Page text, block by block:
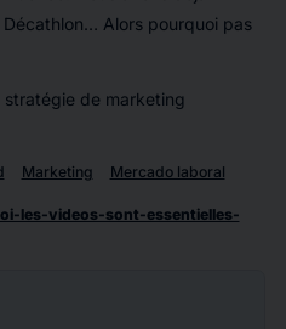
Alors pourquoi pas
de marketing
Marketing Mercado laboral
les-videos-sont-essentielles-